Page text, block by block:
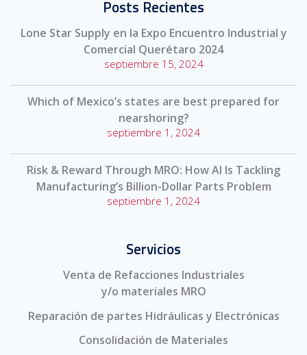
Posts Recientes
Lone Star Supply en la Expo Encuentro Industrial y
Comercial Querétaro 2024
septiembre 15, 2024
Which of Mexico’s states are best prepared for
nearshoring?
septiembre 1, 2024
Risk & Reward Through MRO: How AI Is Tackling
Manufacturing’s Billion-Dollar Parts Problem
septiembre 1, 2024
Servicios
Venta de Refacciones Industriales
y/o materiales MRO
Reparación de partes Hidráulicas y Electrónicas
Consolidación de Materiales